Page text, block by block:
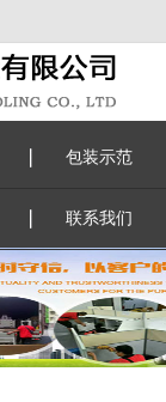
包装示范
联系我们